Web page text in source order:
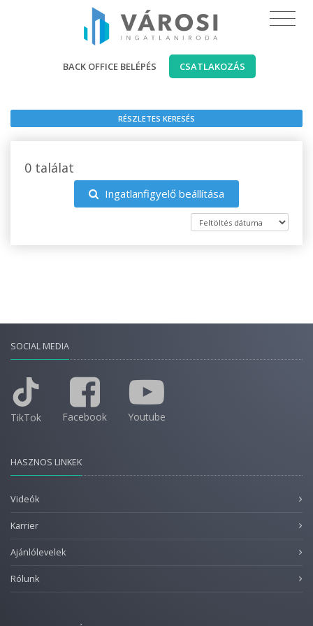
BACK OFFICE BELÉPÉS CSATLAKOZÁS
RÉSZLETES KERESÉS
0 találat
Ingatlanfigyelő beállítása
SOCIAL MEDIA
TikTok Facebook Youtube
HASZNOS LINKEK
Videók
Karrier
Ajánlólevelek
Rólunk